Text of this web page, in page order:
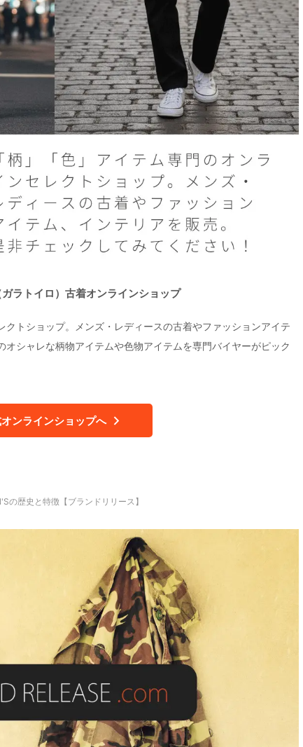
ラトイロ）古着オンラインショップ
クトショップ。メンズ・レディースの古着やファッションアイテ
シャレな柄物アイテムや色物アイテムを専門バイヤーがピック
ンラインショップへ
の歴史と特徴【ブランドリリース】